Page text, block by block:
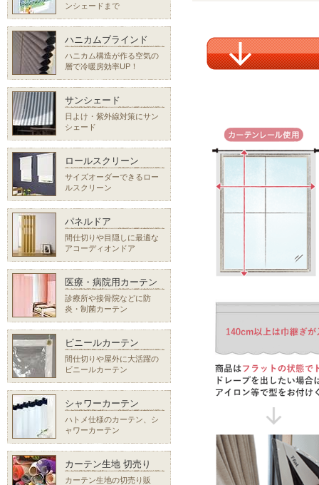
ンシェードまで
ハニカムブラインド
ハニカム構造が作る空気の
層で冷暖房効率UP！
サンシェード
日よけ・紫外線対策にサン
シェード
ロールスクリーン
サイズオーダーできるロー
ルスクリーン
パネルドア
間仕切りや目隠しに最適な
アコーディオンドア
医療・病院用カーテン
診療所や接骨院などに防
炎・制菌カーテン
ビニールカーテン
間仕切りや屋外に大活躍の
ビニールカーテン
シャワーカーテン
ハトメ仕様のカーテン、シ
ャワーカーテン
カーテン生地 切売り
カーテン生地の切売り販